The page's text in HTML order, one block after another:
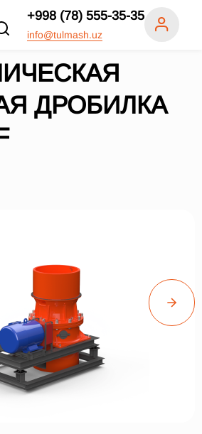
+998 (78) 555-35-35
info@tulmash.uz
ДРОБИЛКА